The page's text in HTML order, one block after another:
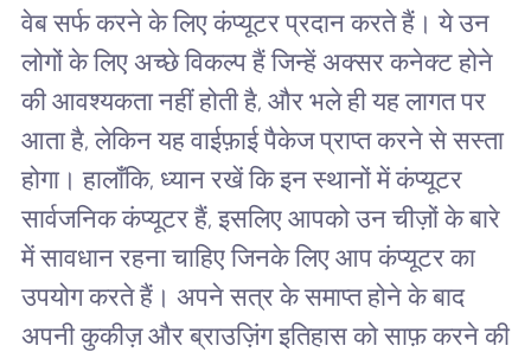
वेब सर्फ करने के लिए कंप्यूटर प्रदान करते हैं। ये उन
लोगों के लिए अच्छे विकल्प हैं जिन्हें अक्सर कनेक्ट होने
की आवश्यकता नहीं होती है, और भले ही यह लागत पर
आता है, लेकिन यह वाईफ़ाई पैकेज प्राप्त करने से सस्ता
होगा। हालाँकि, ध्यान रखें कि इन स्थानों में कंप्यूटर
सार्वजनिक कंप्यूटर हैं, इसलिए आपको उन चीज़ों के बारे
में सावधान रहना चाहिए जिनके लिए आप कंप्यूटर का
उपयोग करते हैं। अपने सत्र के समाप्त होने के बाद
अपनी कुकीज़ और ब्राउज़िंग इतिहास को साफ़ करने की